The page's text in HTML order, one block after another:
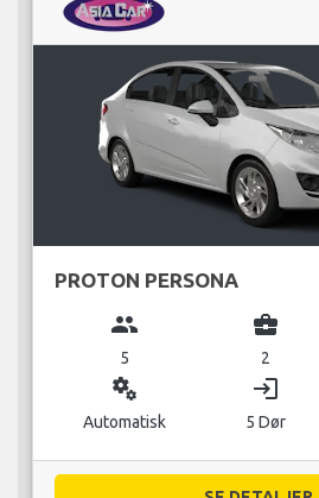
PROTON PERSONA
group
5
business_center
2
miscellaneous_services
Automatisk
login
5 Dør